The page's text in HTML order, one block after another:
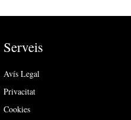
Serveis
Avís Legal
Privacitat
Cookies